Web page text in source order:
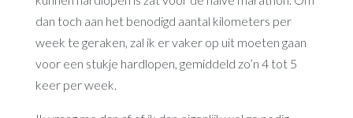
dan toch aan het benodigd aantal kilometers per
week te geraken, zal ik er vaker op uit moeten gaan
voor een stukje hardlopen, gemiddeld zo’n 4 tot 5
keer per week.